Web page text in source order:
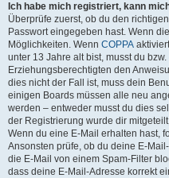
Ich habe mich registriert, kann
Überprüfe zuerst, ob du den
Passwort eingegeben hast. Wenn
Möglichkeiten. Wenn COPPA
unter 13 Jahre alt bist, musst du
Erziehungsberechtigten den
dies nicht der Fall ist, muss dein
einigen Boards müssen alle neu
werden – entweder musst du dies
der Registrierung wurde dir
Wenn du eine E-Mail erhalten hast,
Ansonsten prüfe, ob du deine E-
die E-Mail von einem Spam-Filter
dass deine E-Mail-Adresse korrekt